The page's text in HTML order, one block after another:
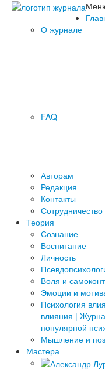
О журнале
FAQ
Авторам
Редакция
­Контакты
Сотрудничество
Теория
Сознание
Воспитание
Личность
Воля и
Эмоции и
Психология
влияния |
популярной
Мышление и
Мастера